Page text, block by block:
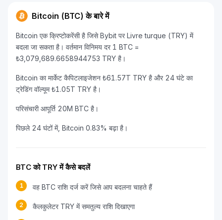
Bitcoin (BTC) के बारे में
Bitcoin एक क्रिप्टोकरेंसी है जिसे Bybit पर Livre turque (TRY) में
बदला जा सकता है। वर्तमान विनिमय दर 1 BTC =
₺3,079,689.6658944753 TRY है।
Bitcoin का मार्केट कैपिटलाइजेशन ₺61.57T TRY है और 24 घंटे का
ट्रेडिंग वॉल्यूम ₺1.05T TRY है।
परिसंचारी आपूर्ति 20M BTC है।
पिछले 24 घंटों में, Bitcoin 0.83% बढ़ा है।
BTC को TRY में कैसे बदलें
1 वह BTC राशि दर्ज करें जिसे आप बदलना चाहते हैं
2 कैलकुलेटर TRY में समतुल्य राशि दिखाएगा